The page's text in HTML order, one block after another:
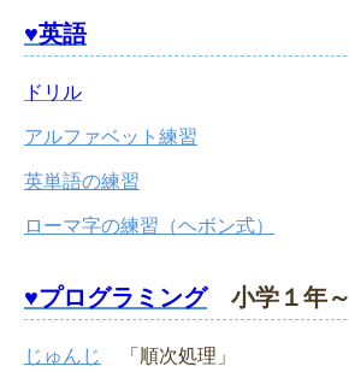
♥英語
ドリル
アルファベット練習
英単語の練習
ローマ字の練習（ヘボン式）
♥プログラミング小学１年～
じゅんじ 「順次処理」